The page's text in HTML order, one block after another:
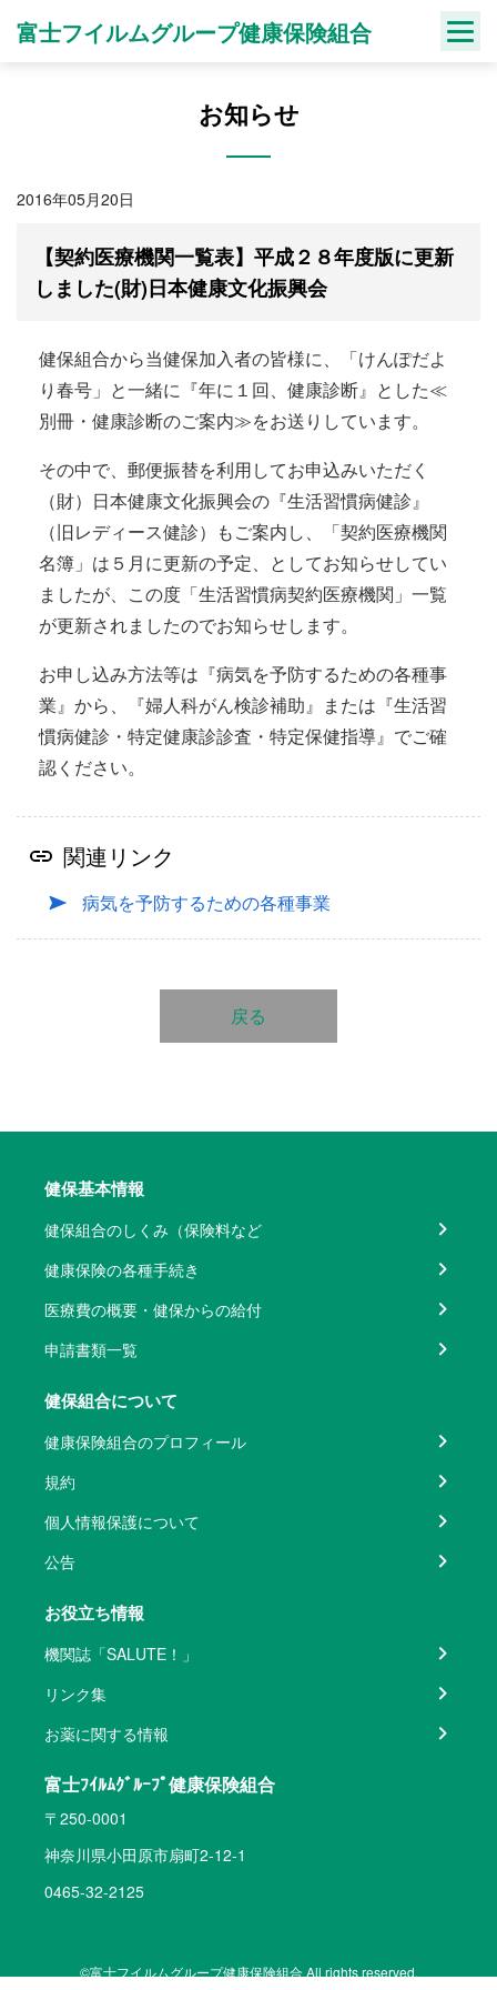
富士フイルムグループ健康保険組合
お知らせ
2016年05月20日
【契約医療機関一覧表】平成２８年度版に更新
しました(財)日本健康文化振興会
健保組合から当健保加入者の皆様に、「けんぽだよ
り春号」と一緒に『年に１回、健康診断』とした≪
別冊・健康診断のご案内≫をお送りしています。
その中で、郵便振替を利用してお申込みいただく
（財）日本健康文化振興会の『生活習慣病健診』
（旧レディース健診）もご案内し、「契約医療機関
名簿」は５月に更新の予定、としてお知らせしてい
ましたが、この度「生活習慣病契約医療機関」一覧
が更新されましたのでお知らせします。
お申し込み方法等は『病気を予防するための各種事
業』から、『婦人科がん検診補助』または『生活習
慣病健診・特定健康診診査・特定保健指導』でご確
認ください。
関連リンク
病気を予防するための各種事業
戻る
健保基本情報
健保組合のしくみ（保険料など
健康保険の各種手続き
医療費の概要・健保からの給付
申請書類一覧
健保組合について
健康保険組合のプロフィール
規約
個人情報保護について
公告
お役立ち情報
機関誌「SALUTE！」
リンク集
お薬に関する情報
富士ﾌｲﾙﾑｸﾞﾙｰﾌﾟ健康保険組合
〒250-0001
神奈川県小田原市扇町2-12-1
0465-32-2125
©富士フイルムグループ健康保険組合 All rights reserved.